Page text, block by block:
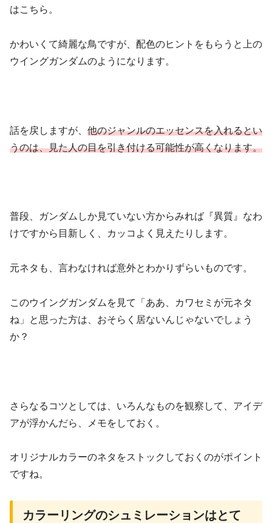
はこちら。
かわいくて綺麗な鳥ですが、配色のヒントをもらうと上の
ウイングガンダムのようになります。
話を戻しますが、 他のジャンルのエッセンスを入れるとい
うのは、見た人の目を引き付ける可能性が高くなります。
普段、ガンダムしか見ていない方からみれば『異質』なわ
けですから目新しく、カッコよく見えたりします。
元ネタも、言わなければ意外とわかりずらいものです。
このウイングガンダムを見て「ああ、カワセミが元ネタ
ね」と思った方は、おそらく居ないんじゃないでしょう
か？
さらなるコツとしては、いろんなものを観察して、アイデ
アが浮かんだら、メモをしておく。
オリジナルカラーのネタをストックしておくのがポイント
ですね。
カラーリングのシュミレーションはとて